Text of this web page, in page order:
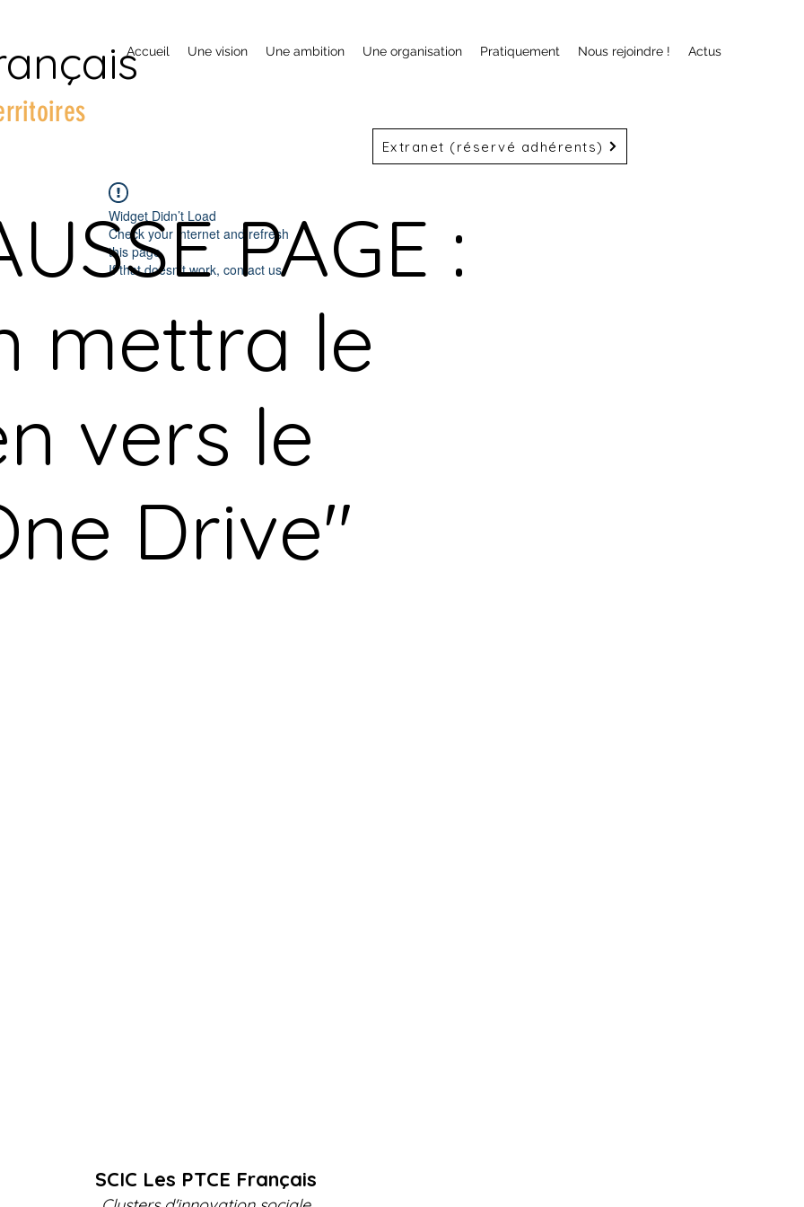
Accueil Une vision Une ambition Une organisation Pratiquement Nous rejoindre ! Actus
Extranet (réservé adhérents)
Widget Didn’t Load
Check your internet and refresh
this page.
If that doesn’t work, contact us.PAGE :
mettra le
vers le
Drive"
SCIC Les PTCE Français